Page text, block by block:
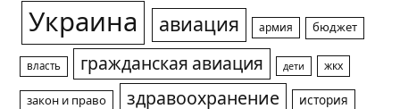
Украина авиация армия бюджет
власть гражданская авиация дети жкх
закон и право здравоохранение история